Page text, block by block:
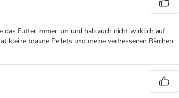
das Futter immer um und hab auch nicht wirklich auf
kleine braune Pellets und meine verfressenen Bärchen